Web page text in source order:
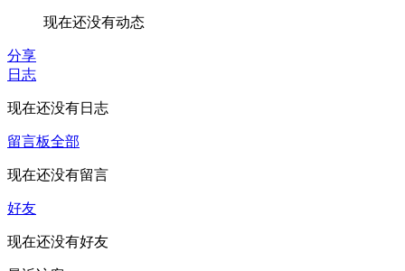
现在还没有动态
分享
日志
现在还没有日志
留言板全部
现在还没有留言
好友
现在还没有好友